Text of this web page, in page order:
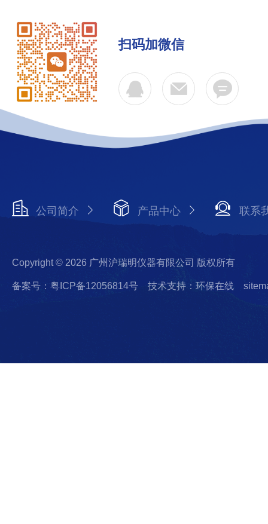
扫码加微信
公司简介 产品中心 联系
Copyright © 2026 广州沪瑞明仪器有限公司 版权所有
备案号：粤ICP备12056814号 技术支持：环保在线